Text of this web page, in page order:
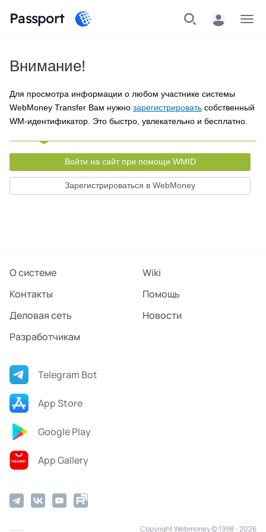
Passport
Внимание!
Для просмотра информации о любом участнике системы
WebMoney Transfer Вам нужно зарегистрировать собственный
WM-идентификатор. Это быстро, увлекательно и бесплатно.
Войти на сайт при помощи WMID
Зарегистрироваться в WebMoney
О системе
Wiki
Контакты
Помощь
Деловая сеть
Новости
Разработчикам
Telegram Bot
App Store
Google Play
App Gallery
Copyright Webmoney © 1998 - 2026